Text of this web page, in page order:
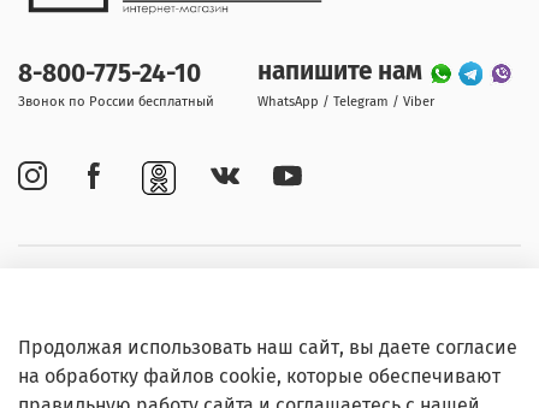
Информация
8-800-775-24-10
Звонок по России бесплатный
напишите нам
WhatsApp / Telegram / Viber
Продолжая использовать наш сайт, вы даете согласие
на обработку файлов cookie, которые обеспечивают